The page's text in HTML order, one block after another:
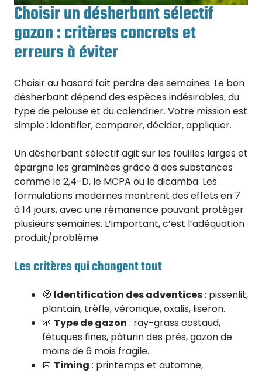
Choisir un désherbant sélectif
gazon : critères concrets et
erreurs à éviter
Choisir au hasard fait perdre des semaines. Le bon
désherbant dépend des espèces indésirables, du
type de pelouse et du calendrier. Votre mission est
simple : identifier, comparer, décider, appliquer.
Un désherbant sélectif agit sur les feuilles larges et
épargne les graminées grâce à des substances
comme le 2,4-D, le MCPA ou le dicamba. Les
formulations modernes montrent des effets en 7
à 14 jours, avec une rémanence pouvant protéger
plusieurs semaines. L’important, c’est l’adéquation
produit/problème.
Les critères qui changent tout
🧭 Identification des adventices: pissenlit,
plantain, trèfle, véronique, oxalis, liseron.
🌱 Type de gazon : ray-grass costaud,
fétuques fines, pâturin des prés, gazon de
moins de 6 mois fragile.
📅 Timing : printemps et automne,